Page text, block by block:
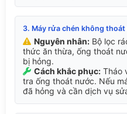
3. Máy rửa chén không
Nguyên nhân: Bộ lọc
thức ăn thừa, ống thoát
bị hỏng.
Cách khắc phục: Tháo
tra ống thoát nước. Nếu
đã hỏng và cần dịch vụ